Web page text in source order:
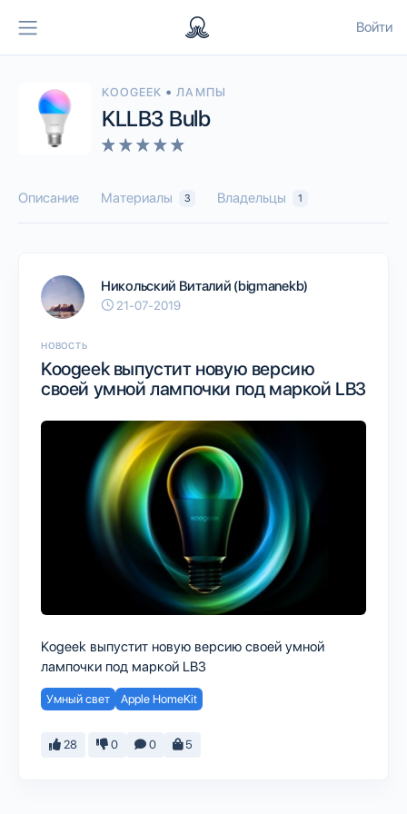
Войти
KOOGEEK • ЛАМПЫ
KLLB3 Bulb
Описание Материалы 3 Владельцы 1
Никольский Виталий (bigmanekb)
21-07-2019
НОВОСТЬ
Koоgeek выпустит новую версию
своей умной лампочки под маркой LB3
Kogeek выпустит новую версию своей умной
лампочки под маркой LB3
Умный свет Apple HomeKit
28 0 0 5